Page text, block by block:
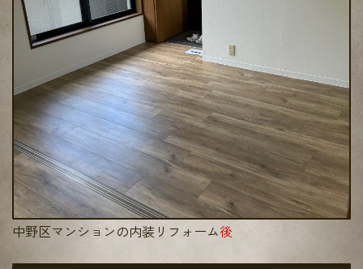
中野区マンションの内装リフォーム後